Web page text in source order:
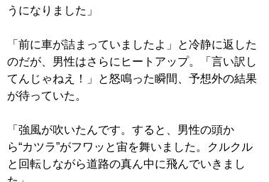
うになりました」
「前に車が詰まっていましたよ」と冷静に返した
のだが、男性はさらにヒートアップ。「言い訳し
てんじゃねえ！」と怒鳴った瞬間、予想外の結果
が待っていた。
「強風が吹いたんです。すると、男性の頭か
ら“カツラ”がフワッと宙を舞いました。クルクル
と回転しながら道路の真ん中に飛んでいきまし